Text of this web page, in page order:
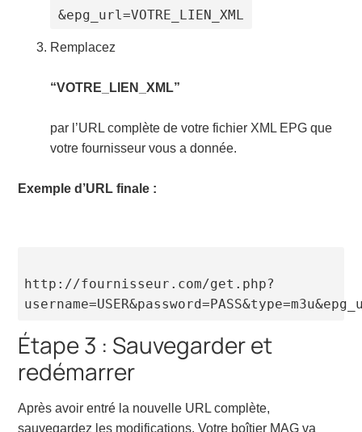
&epg_url=VOTRE_LIEN_XML
Remplacez
“VOTRE_LIEN_XML”
par l’URL complète de votre fichier XML EPG que
votre fournisseur vous a donnée.
Exemple d’URL finale :
http://fournisseur.com/get.php?
Étape 3 : Sauvegarder et
redémarrer
Après avoir entré la nouvelle URL complète,
sauvegardez les modifications. Votre boîtier MAG va